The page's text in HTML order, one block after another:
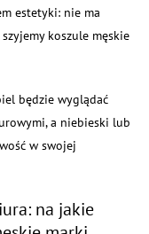
estetyki: nie ma
koszule męskie
będzie wyglądać
a niebieski lub
w swojej
na jakie